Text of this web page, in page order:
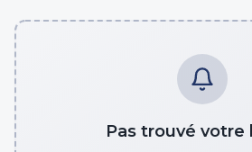
Pas trouvé votre